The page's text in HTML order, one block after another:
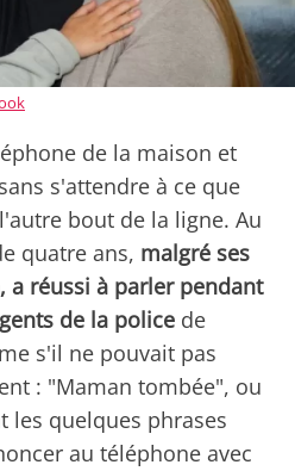
de la maison et
s'attendre à ce que
bout de la ligne. Au
quatre ans, malgré ses
réussi à parler pendant
de la police de
s'il ne pouvait pas
: "Maman tombée", ou
les quelques phrases
au téléphone avec